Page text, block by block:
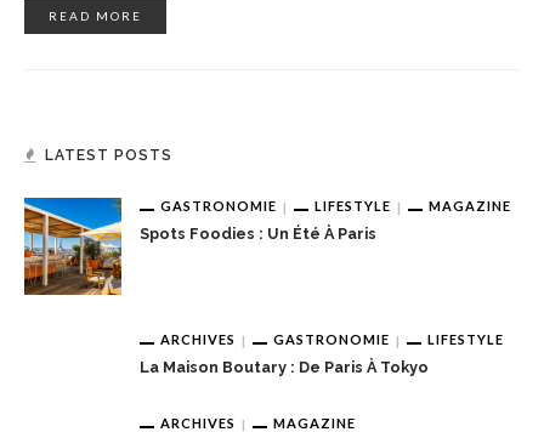
READ MORE
LATEST POSTS
GASTRONOMIE LIFESTYLE MAGAZINE
Spots Foodies : Un Été À Paris
ARCHIVES GASTRONOMIE LIFESTYLE
La Maison Boutary : De Paris À Tokyo
ARCHIVES MAGAZINE